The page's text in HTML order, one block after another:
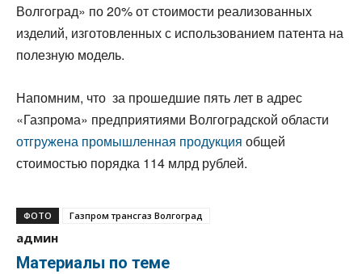
Волгоград» по 20% от стоимости реализованных
изделий, изготовленных с использованием патента на
полезную модель.
Напомним, что за прошедшие пять лет в адрес
«Газпрома» предприятиями Волгоградской области
отгружена промышленная продукция общей
стоимостью порядка 114 млрд рублей.
ФОТО Газпром трансгаз Волгоград
админ
Материалы по теме